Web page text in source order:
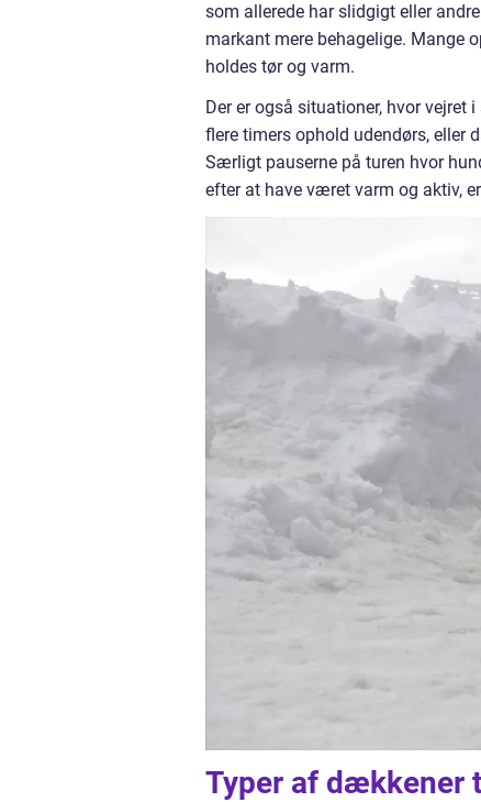
som allerede har slidgigt eller
markant mere behagelige. Mange
holdes tør og varm.
Der er også situationer, hvor
flere timers ophold udendørs, eller
Særligt pauserne på turen hvor
efter at have været varm og aktiv,
Typer af dækkener